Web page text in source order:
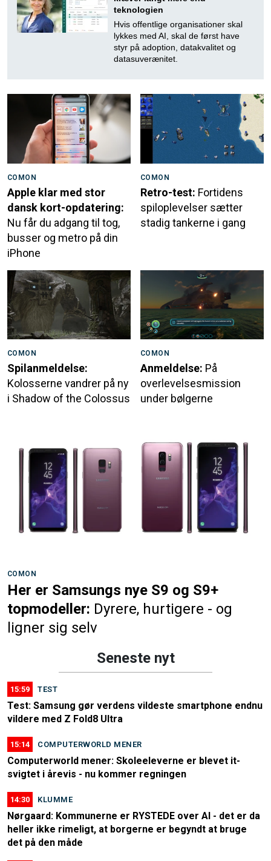
teknologien
Hvis offentlige organisationer skal
lykkes med AI, skal de først have
styr på adoption, datakvalitet og
datasuverænitet.
COMON
Apple klar med stor
dansk kort-opdatering:
Nu får du adgang til tog,
busser og metro på din
iPhone
COMON
Retro-test: Fortidens
spiloplevelser sætter
stadig tankerne i gang
COMON
Spilanmeldelse:
Kolosserne vandrer på ny
i Shadow of the Colossus
COMON
Anmeldelse: På
overlevelsesmission
under bølgerne
COMON
Her er Samsungs nye S9 og S9+
topmodeller: Dyrere, hurtigere - og
ligner sig selv
Seneste nyt
15:59 TEST
Test: Samsung gør verdens vildeste smartphone endnu
vildere med Z Fold8 Ultra
15:14 COMPUTERWORLD MENER
Computerworld mener: Skoleeleverne er blevet it-
svigtet i årevis - nu kommer regningen
14:30 KLUMME
Nørgaard: Kommunerne er RYSTEDE over AI - det er da
heller ikke rimeligt, at borgerne er begyndt at bruge
det på den måde